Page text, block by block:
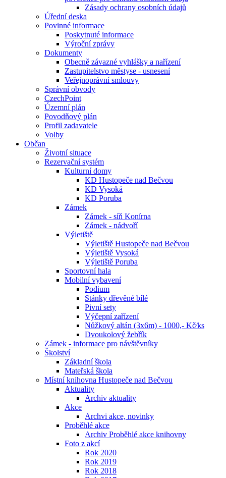
Zásady ochrany osobních údajů
Úřední deska
Povinné informace
Poskytnuté informace
Výroční zprávy
Dokumenty
Obecně závazné vyhlášky a nařízení
Zastupitelstvo městyse - usnesení
Veřejnoprávní smlouvy
Správní obvody
CzechPoint
Územní plán
Povodňový plán
Profil zadavatele
Volby
Občan
Životní situace
Rezervační systém
Kulturní domy
KD Hustopeče nad Bečvou
KD Vysoká
KD Poruba
Zámek
Zámek - síň Konírna
Zámek - nádvoří
Výletiště
Výletiště Hustopeče nad Bečvou
Výletiště Vysoká
Výletiště Poruba
Sportovní hala
Mobilní vybavení
Podium
Stánky dřevěné bílé
Pivní sety
Výčepní zařízení
Nůžkový altán (3x6m) - 1000,- Kč⁄ks
Dvoukolový žebřík
Zámek - informace pro návštěvníky
Školství
Základní škola
Mateřská škola
Místní knihovna Hustopeče nad Bečvou
Aktuality
Archiv aktuality
Akce
Archvi akce, novinky
Proběhlé akce
Archiv Proběhlé akce knihovny
Foto z akcí
Rok 2020
Rok 2019
Rok 2018